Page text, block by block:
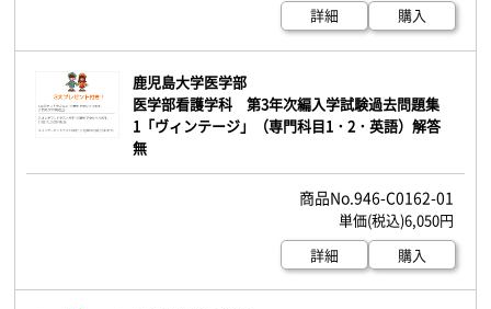
詳細
購入
鹿児島大学医学部
医学部看護学科 第3年次編入学試験過去問題集
1「ヴィンテージ」（専門科目1・2・英語）解答
無
946-C0162-01
6,050円
詳細
購入